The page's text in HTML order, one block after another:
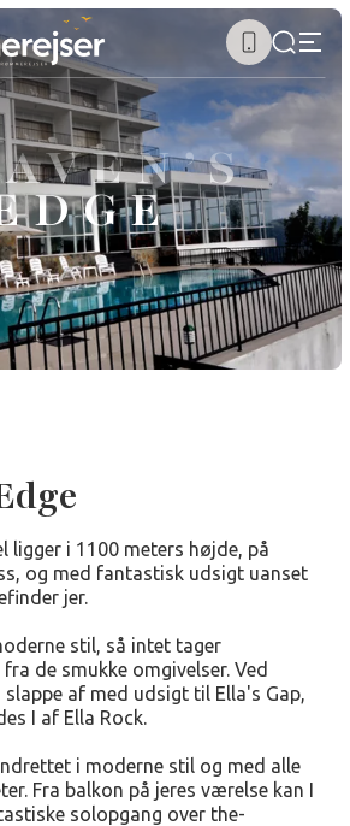
ligger i 1100 meters højde, på
og med fantastisk udsigt uanset
jer.
stil, så intet tager
de smukke omgivelser. Ved
af med udsigt til Ella's Gap,
I af Ella Rock.
i moderne stil og med alle
Fra balkon på jeres værelse kan I
solopgang over the-